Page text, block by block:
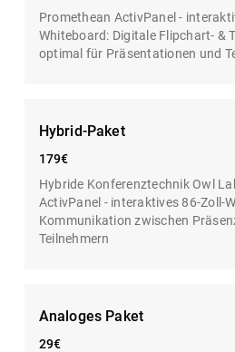
Promethean ActivPanel -
Whiteboard: Digitale Flipchart- &
optimal für Präsentationen und
Hybrid-Paket
179€
Hybride Konferenztechnik Owl
ActivPanel - interaktives 86-Zoll-
Kommunikation zwischen
Teilnehmern
Analoges Paket
29€